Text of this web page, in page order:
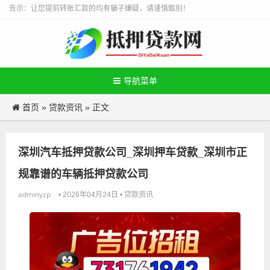
告示：让您提前转账汇款的均有骗子嫌疑，请谨慎甄别！
导航菜单
首页 » 贷款资讯 » 正文
深圳汽车抵押贷款公司_深圳押车贷款_深圳市正
规靠谱的车辆抵押贷款公司
adminyzp • 2026年04月24日 • 贷款资讯